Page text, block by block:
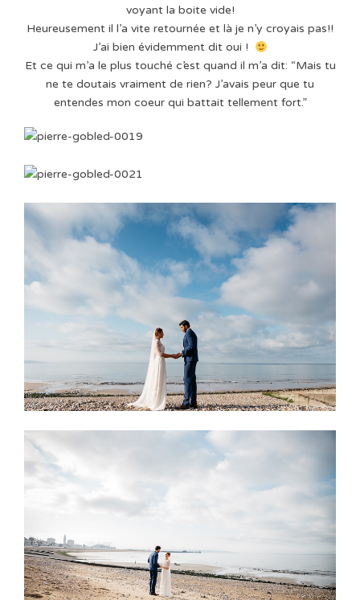
voyant la boite vide!
Heureusement il l’a vite retournée et là je n’y croyais pas!!
J’ai bien évidemment dit oui !
Et ce qui m’a le plus touché c’est quand il m’a dit: “Mais tu
ne te doutais vraiment de rien? J’avais peur que tu
entendes mon coeur qui battait tellement fort.”